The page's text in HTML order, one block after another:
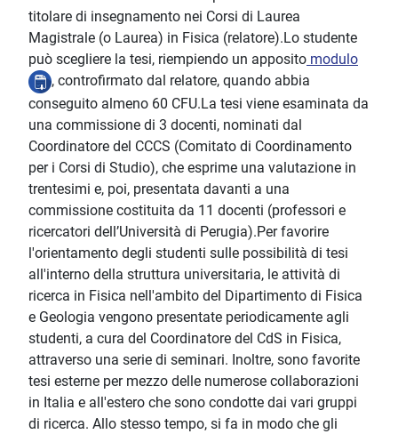
titolare di insegnamento nei Corsi di Laurea
Magistrale (o Laurea) in Fisica (relatore).Lo studente
può scegliere la tesi, riempiendo un apposito modulo
, controfirmato dal relatore, quando abbia
conseguito almeno 60 CFU.La tesi viene esaminata da
una commissione di 3 docenti, nominati dal
Coordinatore del CCCS (Comitato di Coordinamento
per i Corsi di Studio), che esprime una valutazione in
trentesimi e, poi, presentata davanti a una
commissione costituita da 11 docenti (professori e
ricercatori dell’Università di Perugia).Per favorire
l'orientamento degli studenti sulle possibilità di tesi
all'interno della struttura universitaria, le attività di
ricerca in Fisica nell'ambito del Dipartimento di Fisica
e Geologia vengono presentate periodicamente agli
studenti, a cura del Coordinatore del CdS in Fisica,
attraverso una serie di seminari. Inoltre, sono favorite
tesi esterne per mezzo delle numerose collaborazioni
in Italia e all'estero che sono condotte dai vari gruppi
di ricerca. Allo stesso tempo, si fa in modo che gli